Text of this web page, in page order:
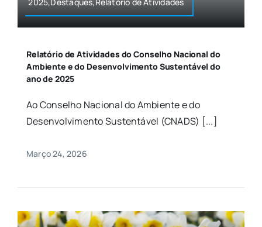
Relatório de Atividades do Conselho Nacional do
Ambiente e do Desenvolvimento Sustentável do
ano de 2025
Ao Conselho Nacional do Ambiente e do
Desenvolvimento Sustentável (CNADS) [...]
Março 24, 2026